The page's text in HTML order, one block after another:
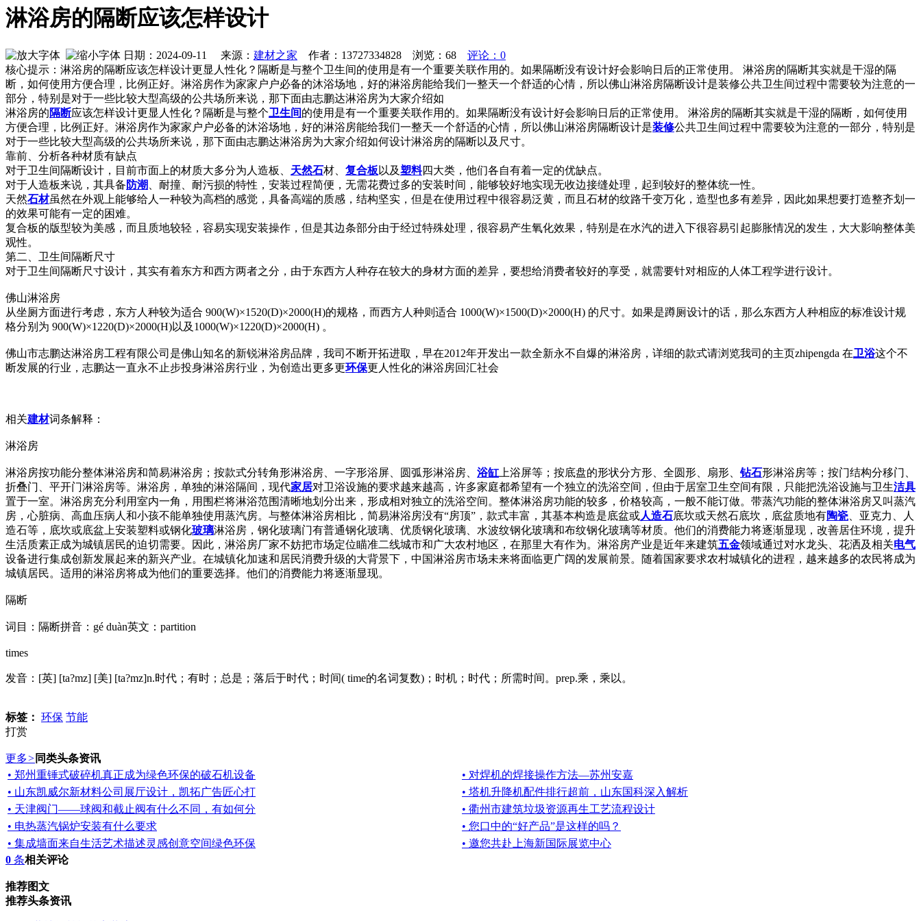
淋浴房的隔断应该怎样设计
日期：2024-09-11 来源： 建材之家 作者：13727334828 浏览： 68
评论：0
核心提示：淋浴房的隔断应该怎样设计更显人性化？隔断是与整个卫生间的使用是有一个重要关联作用的。如果隔断没有设计好会影响日后的正常使用。 淋浴房的隔断其实就是干湿的隔
断，如何使用方便合理，比例正好。淋浴房作为家家户户必备的沐浴场地，好的淋浴房能给我们一整天一个舒适的心情，所以佛山淋浴房隔断设计是装修公共卫生间过程中需要较为注意的一
部分，特别是对于一些比较大型高级的公共场所来说，那下面由志鹏达淋浴房为大家介绍如
淋浴房的隔断应该怎样设计更显人性化？隔断是与整个卫生间的使用是有一个重要关联作用的。如果隔断没有设计好会影响日后的正常使用。 淋浴房的隔断其实就是干湿的隔断，如何使用
方便合理，比例正好。淋浴房作为家家户户必备的沐浴场地，好的淋浴房能给我们一整天一个舒适的心情，所以佛山淋浴房隔断设计是装修公共卫生间过程中需要较为注意的一部分，特别是
对于一些比较大型高级的公共场所来说，那下面由志鹏达淋浴房为大家介绍如何设计淋浴房的隔断以及尺寸。
靠前、分析各种材质有缺点
对于卫生间隔断设计，目前市面上的材质大多分为人造板、 天然石材、 复合板 以及塑料四大类，他们各自有着一定的优缺点。
对于人造板来说，其具备 防潮
、耐撞、耐污损的特性，安装过程简便，无需花费过多的安装时间，能够较好地实现无收边接缝处理，起到较好的整体统一性。
天然石材虽然在外观上能够给人一种较为高档的感觉，具备高端的质感，结构坚实，但是在使用过程中很容易泛黄，而且石材的纹路千变万化，造型也多有差异，因此如果想要打造整齐划一
的效果可能有一定的困难。
复合板的版型较为美感，而且质地较轻，容易实现安装操作，但是其边条部分由于经过特殊处理，很容易产生氧化效果，特别是在水汽的进入下很容易引起膨胀情况的发生，大大影响整体美
观性。
第二、卫生间隔断尺寸
对于卫生间隔断尺寸设计，其实有着东方和西方两者之分，由于东西方人种存在较大的身材方面的差异，要想给消费者较好的享受，就需要针对相应的人体工程学进行设计。
佛山淋浴房
从坐厕方面进行考虑，东方人种较为适合 900(W)×1520(D)×2000(H)的规格，而西方人种则适合 1000(W)×1500(D)×2000(H) 的尺寸。如果是蹲厕设计的话，那么东西方人种相应的标准设计规
格分别为 900(W)×1220(D)×2000(H)以及1000(W)×1220(D)×2000(H) 。
佛山市志鹏达淋浴房工程有限公司是佛山知名的新锐淋浴房品牌，我司不断开拓进取，早在2012年开发出一款全新永不自爆的淋浴房，详细的款式请浏览我司的主页zhipengda 在卫浴这个不
断发展的行业，志鹏达一直永不止步投身淋浴房行业，为创造出更多更环保更人性化的淋浴房回汇社会
相关建材词条解释：
淋浴房
淋浴房按功能分整体淋浴房和简易淋浴房；按款式分转角形淋浴房、一字形浴屏、圆弧形淋浴房、 浴缸 上浴屏等；按底盘的形状分方形、全圆形、扇形、钻石形淋浴房等；按门结构分移门、
折叠门、平开门淋浴房等。淋浴房，单独的淋浴隔间，现代家居对卫浴设施的要求越来越高，许多家庭都希望有一个独立的洗浴空间，但由于居室卫生空间有限，只能把洗浴设施与卫生洁具
置于一室。淋浴房充分利用室内一角，用围栏将淋浴范围清晰地划分出来，形成相对独立的洗浴空间。整体淋浴房功能的较多，价格较高，一般不能订做。带蒸汽功能的整体淋浴房又叫蒸汽
房，心脏病、高血压病人和小孩不能单独使用蒸汽房。与整体淋浴房相比，简易淋浴房没有“房顶”，款式丰富，其基本构造是底盆或人造石底坎或天然石底坎，底盆质地有陶瓷 、亚克力、人
造石等，底坎或底盆上安装塑料或钢化玻璃淋浴房，钢化玻璃门有普通钢化玻璃、优质钢化玻璃、水波纹钢化玻璃和布纹钢化玻璃等材质。他们的消费能力将逐渐显现，改善居住环境，提升
生活质素正成为城镇居民的迫切需要。因此，淋浴房厂家不妨把市场定位瞄准二线城市和广大农村地区，在那里大有作为。淋浴房产业是近年来建筑五金领域通过对水龙头、花洒及相关电气
设备进行集成创新发展起来的新兴产业。在城镇化加速和居民消费升级的大背景下，中国淋浴房市场未来将面临更广阔的发展前景。随着国家要求农村城镇化的进程，越来越多的农民将成为
城镇居民。适用的淋浴房将成为他们的重要选择。他们的消费能力将逐渐显现。
隔断
词目：隔断拼音：gé duàn英文：partition
times
发音：[英] [ta?mz] [美] [ta?mz]n.时代；有时；总是；落后于时代；时间( time的名词复数)；时机；时代；所需时间。prep.乘，乘以。
标签： 环保 节能
打赏
更多> 同类头条资讯
• 郑州重锤式破碎机真正成为绿色环保的破石机设备
• 对焊机的焊接操作方法—苏州安嘉
• 山东凯威尔新材料公司展厅设计，凯拓广告匠心打
• 塔机升降机配件排行超前，山东国科深入解析
• 天津阀门——球阀和截止阀有什么不同，有如何分
• 衢州市建筑垃圾资源再生工艺流程设计
• 电热蒸汽锅炉安装有什么要求
• 您口中的“好产品”是这样的吗？
• 集成墙面来自生活艺术描述灵感创意空间绿色环保
• 邀您共赴上海新国际展览中心
0 条相关评论
推荐图文
推荐头条资讯